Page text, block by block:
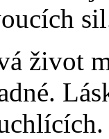
život